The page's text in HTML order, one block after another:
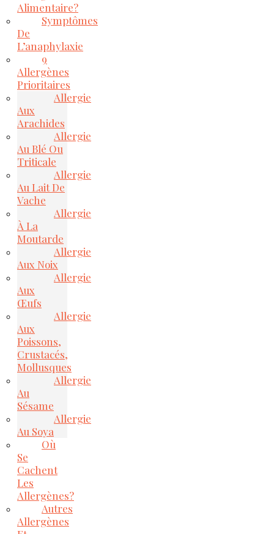
Alimentaire?
Symptômes
De
L’anaphylaxie
9
Allergènes
Prioritaires
Allergie
Aux
Arachides
Allergie
Au Blé Ou
Triticale
Allergie
Au Lait De
Vache
Allergie
À La
Moutarde
Allergie
Aux Noix
Allergie
Aux
Œufs
Allergie
Aux
Poissons,
Crustacés,
Mollusques
Allergie
Au
Sésame
Allergie
Au Soya
Où
Se
Cachent
Les
Allergènes?
Autres
Allergènes